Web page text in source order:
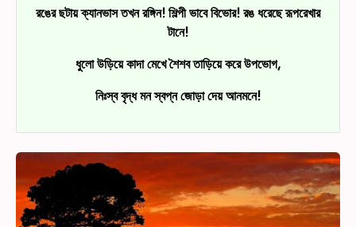
রঙের ছটায় ক্যানভাস তখন রঙ্গিন! শিল্পী ভাবে বিভোর! রঙ ধরেছে রূপরেখার
টানে!
ধুলো উড়িয়ে কাদা মেখে শৈশব তাড়িয়ে করে উপভোগ,
নিঃস্ব বৃদ্ধ মন স্বপ্ন জোড়া দেয় আনমনে!